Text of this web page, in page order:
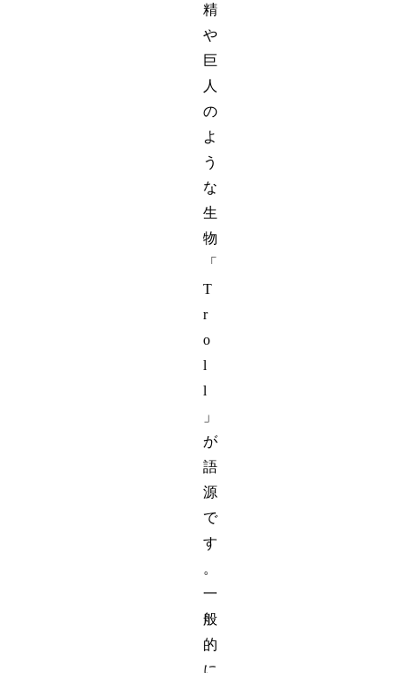
精
や
巨
人
の
よ
う
な
生
物
「
T
r
o
l
l
」
が
語
源
で
す
。
一
般
的
に